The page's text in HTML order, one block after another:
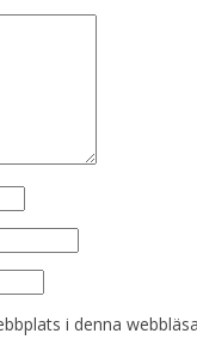
i denna